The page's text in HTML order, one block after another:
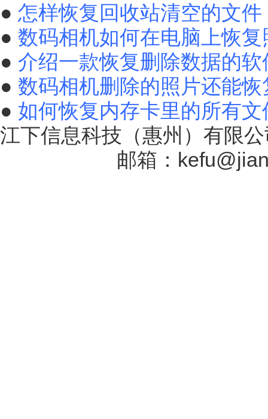
● 怎样恢复回收站清空的文件
● 数码相机如何在电脑上恢复
● 介绍一款恢复删除数据的软
● 数码相机删除的照片还能恢
● 如何恢复内存卡里的所有文
江下信息科技（惠州）有限
邮箱：